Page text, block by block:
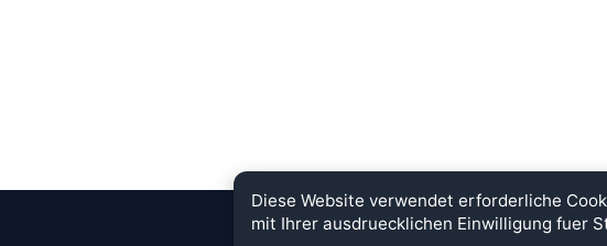
Diese Website verwendet erforderliche
mit Ihrer ausdruecklichen Einwilligung fuer